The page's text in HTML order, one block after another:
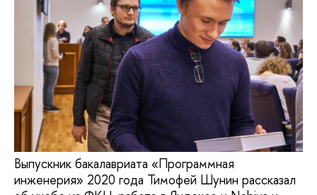
Выпускник бакалавриата «Программная
инженерия» 2020 года Тимофей Шунин рассказал